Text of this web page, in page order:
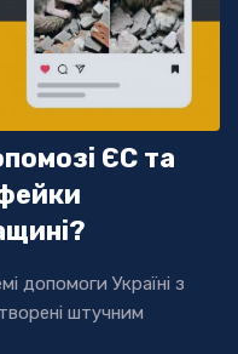
ЄС та
допомоги Україні з
штучним